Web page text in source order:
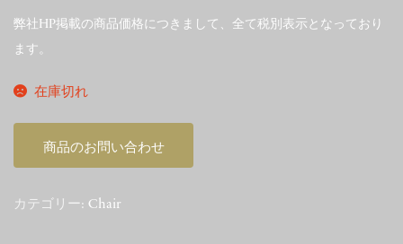
弊社HP掲載の商品価格につきまして、全て税別表示となっており
ます。
在庫切れ
商品のお問い合わせ
カテゴリー: Chair